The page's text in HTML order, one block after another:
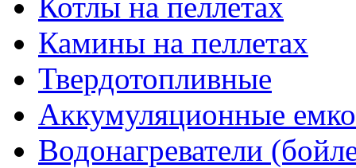
Камины на пеллетах
Твердотопливные
Аккумуляционные
Водонагреватели